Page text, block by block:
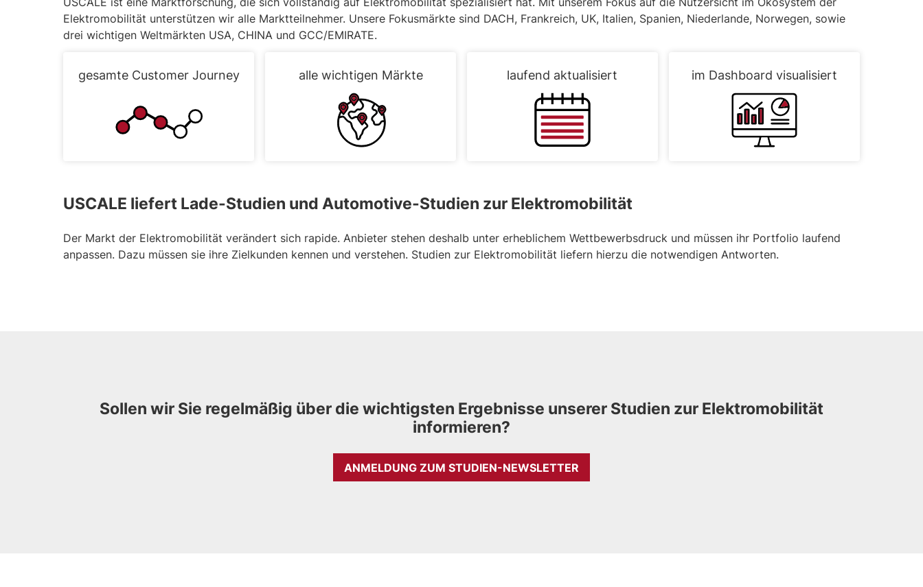
Elektromobilität unterstützen wir alle Marktteilnehmer. Unsere Fokusmärkte sind DACH, Frankreich, UK, Italien, Spanien, Niederlande, Norwegen, sowie
drei wichtigen Weltmärkten USA, CHINA und GCC/EMIRATE.
gesamte Customer Journey alle wichtigen Märkte laufend aktualisiert im Dashboard visualisiert
USCALE liefert Lade-Studien und Automotive-Studien zur Elektromobilität
Der Markt der Elektromobilität verändert sich rapide. Anbieter stehen deshalb unter erheblichem Wettbewerbsdruck und müssen ihr Portfolio laufend
anpassen. Dazu müssen sie ihre Zielkunden kennen und verstehen. Studien zur Elektromobilität liefern hierzu die notwendigen Antworten.
Sollen wir Sie regelmäßig über die wichtigsten Ergebnisse unserer Studien zur Elektromobilität
informieren?
ANMELDUNG ZUM STUDIEN-NEWSLETTER